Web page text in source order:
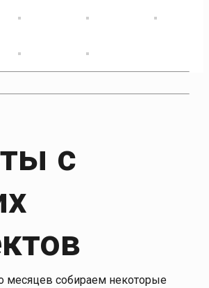
с
месяцев собираем некоторые